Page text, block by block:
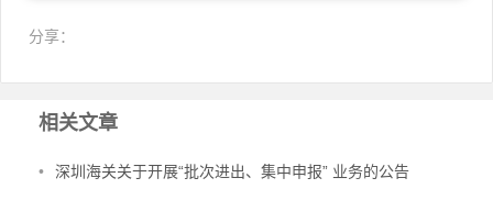
分享：
相关文章
• 深圳海关关于开展“批次进出、集中申报” 业务的公告